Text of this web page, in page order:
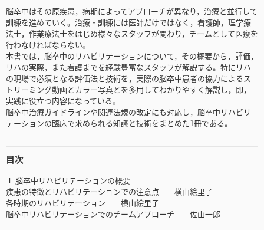
脳卒中はその原疾患，病期によってアプローチが異なり，治療と並行して
訓練を進めていく。治療・訓練には医師だけではなく，看護師，理学療
法士，作業療法士をはじめ様々なスタッフが関わり，チームとして医療を
行わなければならない。
本書では，脳卒中のリハビリテーションについて，その概要から，評価，
リハの実際，また看護までを経験豊富なスタッフが解説する。特にリハ
の現場で必須となる評価法と技術を，実際の脳卒中患者の協力によるス
トリーミング動画とカラー写真とを多用してわかりやすく解説し，即，
実践に役立つ内容になっている。
脳卒中治療ガイドラインや関連法規の改定にも対応し，脳卒中リハビリ
テーションの臨床で求められる知識と技術をまとめた1冊である。
目次
Ⅰ 脳卒中リハビリテーションの概要
疾患の特徴とリハビリテーションでの注意点 横山絵里子
各時期のリハビリテーション 横山絵里子
脳卒中リハビリテーションでのチームアプローチ 佐山一郎